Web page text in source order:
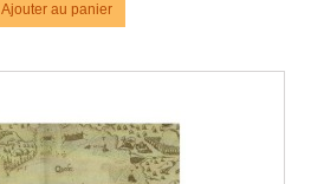
Ajouter au panier